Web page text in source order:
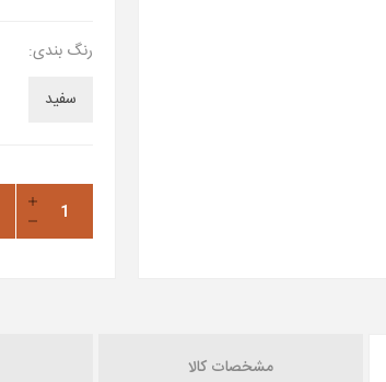
رنگ بندی:
سفید
مشخصات کالا